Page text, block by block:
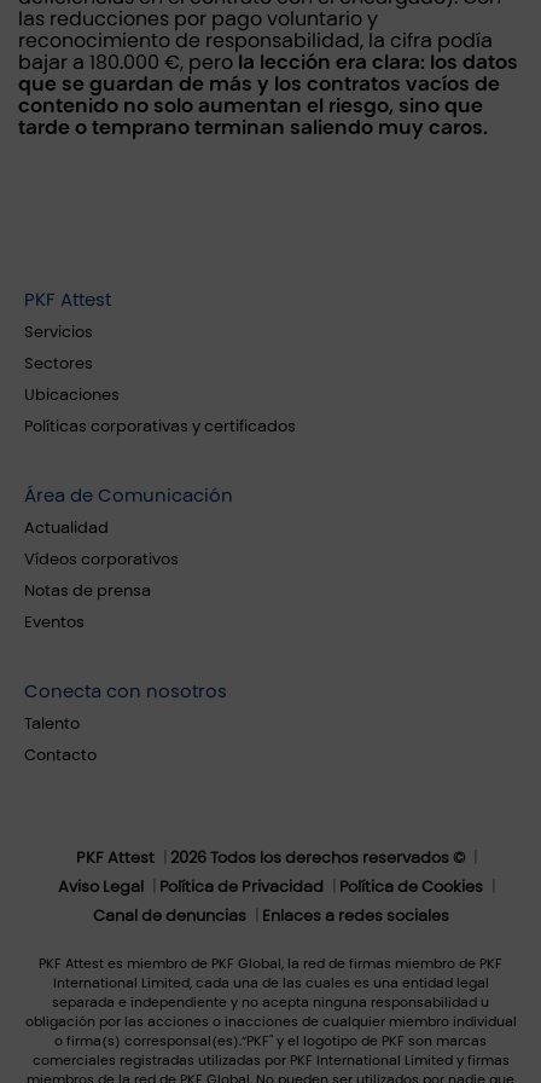
las reducciones por pago voluntario y
reconocimiento de responsabilidad, la cifra podía
bajar a 180.000 €, pero la lección era clara: los datos
que se guardan de más y los contratos vacíos de
contenido no solo aumentan el riesgo, sino que
tarde o temprano terminan saliendo muy caros.
PKF Attest
Servicios
Sectores
Ubicaciones
Políticas corporativas y certificados
Área de Comunicación
Actualidad
Vídeos corporativos
Notas de prensa
Eventos
Conecta con nosotros
Talento
Contacto
PKF Attest
2026 Todos los derechos reservados ©
Aviso Legal
Política de Privacidad
Política de Cookies
Canal de denuncias
Enlaces a redes sociales
PKF Attest es miembro de PKF Global, la red de firmas miembro de PKF
International Limited, cada una de las cuales es una entidad legal
separada e independiente y no acepta ninguna responsabilidad u
obligación por las acciones o inacciones de cualquier miembro individual
o firma(s) corresponsal(es).“PKF" y el logotipo de PKF son marcas
comerciales registradas utilizadas por PKF International Limited y firmas